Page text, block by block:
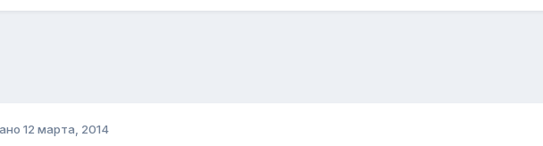
12 марта, 2014